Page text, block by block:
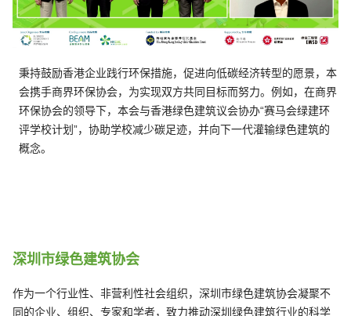
秉持鼓励香港企业践行环保措施，促进向低碳经济转型的愿景，本
会携手商界环保协会，为实现双方共同目标而努力。例如，在商界
环保协会的领导下，本会与香港绿色建筑议会协办“赛马会绿建环
评学校计划”，协助学校减少碳足迹，并向下一代灌输绿色建筑的
概念。
深圳市绿色建筑协会
作为一个行业性、非营利性社会组织，深圳市绿色建筑协会凝聚不
同的企业、组织、专家和学者，致力推动深圳绿色建筑行业的科学